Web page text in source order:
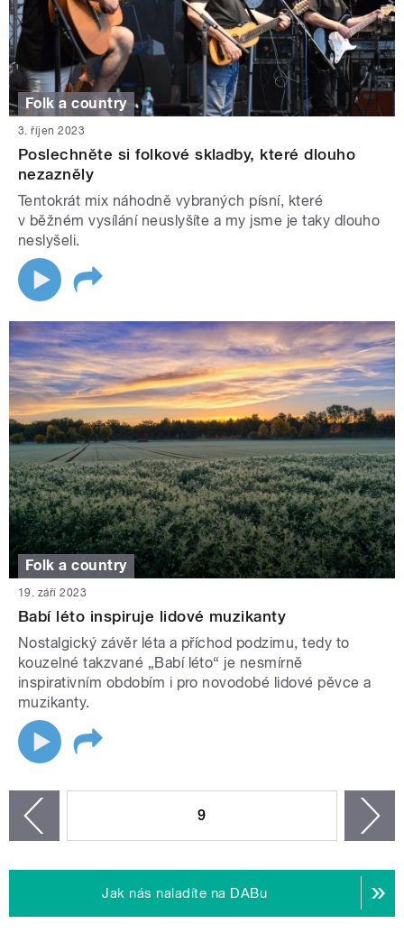
Folk a country
3. říjen 2023
Poslechněte si folkové skladby, které dlouho
nezazněly
Tentokrát mix náhodně vybraných písní, které
v běžném vysílání neuslyšíte a my jsme je taky dlouho
neslyšeli.
Folk a country
19. září 2023
Babí léto inspiruje lidové muzikanty
Nostalgický závěr léta a příchod podzimu, tedy to
kouzelné takzvané „Babí léto“ je nesmírně
inspirativním obdobím i pro novodobé lidové pěvce a
muzikanty.
9
Jak nás naladíte na DABu